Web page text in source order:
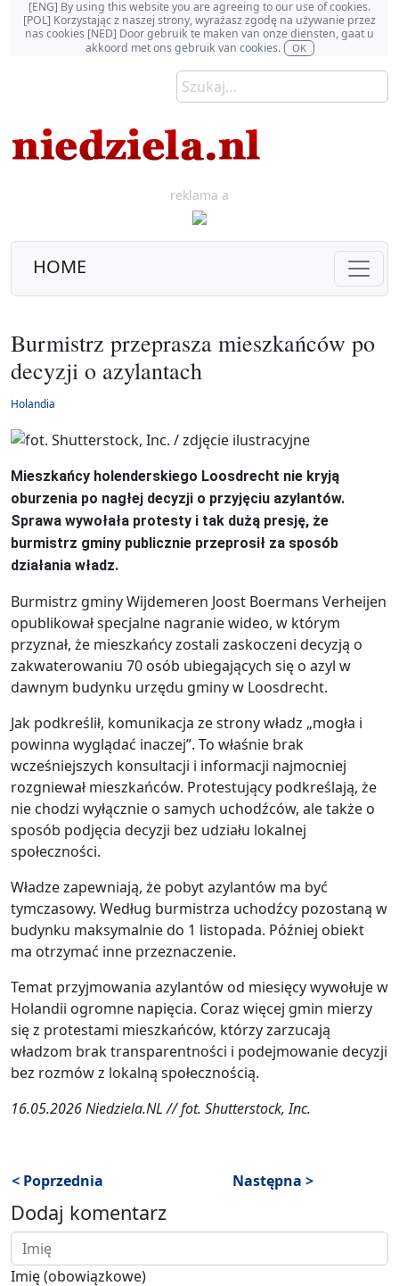
[ENG] By using this website you are agreeing to our use of cookies.
[POL] Korzystając z naszej strony, wyrażasz zgodę na używanie przez
nas cookies [NED] Door gebruik te maken van onze diensten, gaat u
akkoord met ons gebruik van cookies.
OK
reklama a
HOME
Burmistrz przeprasza mieszkańców po
decyzji o azylantach
Holandia
Mieszkańcy holenderskiego Loosdrecht nie kryją
oburzenia po nagłej decyzji o przyjęciu azylantów.
Sprawa wywołała protesty i tak dużą presję, że
burmistrz gminy publicznie przeprosił za sposób
działania władz.
Burmistrz gminy Wijdemeren Joost Boermans Verheijen
opublikował specjalne nagranie wideo, w którym
przyznał, że mieszkańcy zostali zaskoczeni decyzją o
zakwaterowaniu 70 osób ubiegających się o azyl w
dawnym budynku urzędu gminy w Loosdrecht.
Jak podkreślił, komunikacja ze strony władz „mogła i
powinna wyglądać inaczej”. To właśnie brak
wcześniejszych konsultacji i informacji najmocniej
rozgniewał mieszkańców. Protestujący podkreślają, że
nie chodzi wyłącznie o samych uchodźców, ale także o
sposób podjęcia decyzji bez udziału lokalnej
społeczności.
Władze zapewniają, że pobyt azylantów ma być
tymczasowy. Według burmistrza uchodźcy pozostaną w
budynku maksymalnie do 1 listopada. Później obiekt
ma otrzymać inne przeznaczenie.
Temat przyjmowania azylantów od miesięcy wywołuje w
Holandii ogromne napięcia. Coraz więcej gmin mierzy
się z protestami mieszkańców, którzy zarzucają
władzom brak transparentności i podejmowanie decyzji
bez rozmów z lokalną społecznością.
16.05.2026 Niedziela.NL // fot. Shutterstock, Inc.
< Poprzednia Następna >
Dodaj komentarz
Imię (obowiązkowe)